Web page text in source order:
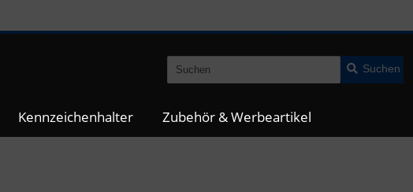
Suchen
Kennzeichenhalter Zubehör & Werbeartikel